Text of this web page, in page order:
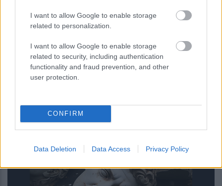
I want to allow Google to enable storage
related to personalization.
I want to allow Google to enable storage
related to security, including authentication
functionality and fraud prevention, and other
user protection.
CONFIRM
Data Deletion Data Access Privacy Policy
Νέα κβαντική πύλη εντοπίζει μόνη
της τα σφάλματα ως απώλειες
φωτονίων